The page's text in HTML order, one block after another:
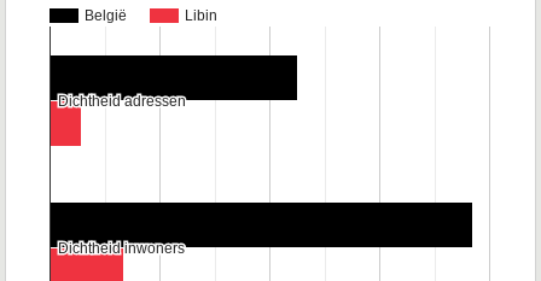
België Libin
Dichtheid adressen
Dichtheid adressen
Dichtheid inwoners
Dichtheid inwoners